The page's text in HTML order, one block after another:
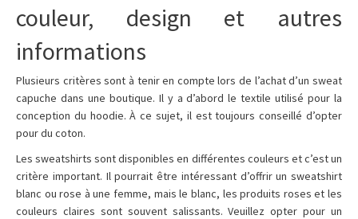
couleur, design et autres
informations
Plusieurs critères sont à tenir en compte lors de l’achat d’un sweat
capuche dans une boutique. Il y a d’abord le textile utilisé pour la
conception du hoodie. À ce sujet, il est toujours conseillé d’opter
pour du coton.
Les sweatshirts sont disponibles en différentes couleurs et c’est un
critère important. Il pourrait être intéressant d’offrir un sweatshirt
blanc ou rose à une femme, mais le blanc, les produits roses et les
couleurs claires sont souvent salissants. Veuillez opter pour un